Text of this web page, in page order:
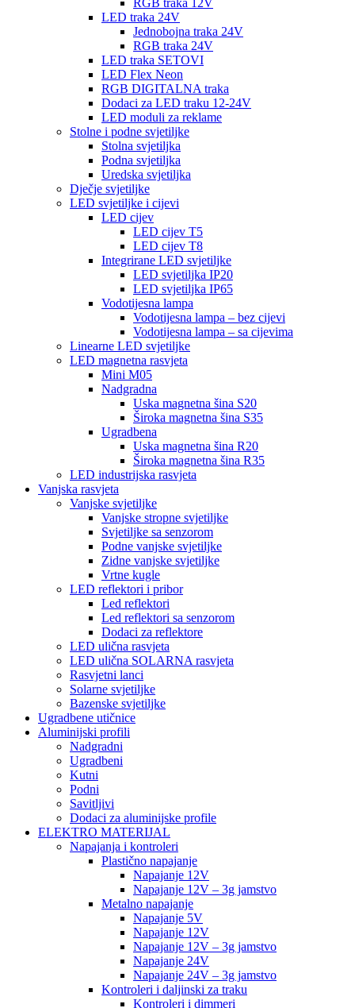
RGB traka 12V
LED traka 24V
Jednobojna traka 24V
RGB traka 24V
LED traka SETOVI
LED Flex Neon
RGB DIGITALNA traka
Dodaci za LED traku 12-24V
LED moduli za reklame
Stolne i podne svjetiljke
Stolna svjetiljka
Podna svjetiljka
Uredska svjetiljka
Dječje svjetiljke
LED svjetiljke i cijevi
LED cijev
LED cijev T5
LED cijev T8
Integrirane LED svjetiljke
LED svjetiljka IP20
LED svjetiljka IP65
Vodotijesna lampa
Vodotijesna lampa – bez cijevi
Vodotijesna lampa – sa cijevima
Linearne LED svjetiljke
LED magnetna rasvjeta
Mini M05
Nadgradna
Uska magnetna šina S20
Široka magnetna šina S35
Ugradbena
Uska magnetna šina R20
Široka magnetna šina R35
LED industrijska rasvjeta
Vanjska rasvjeta
Vanjske svjetiljke
Vanjske stropne svjetiljke
Svjetiljke sa senzorom
Podne vanjske svjetiljke
Zidne vanjske svjetiljke
Vrtne kugle
LED reflektori i pribor
Led reflektori
Led reflektori sa senzorom
Dodaci za reflektore
LED ulična rasvjeta
LED ulična SOLARNA rasvjeta
Rasvjetni lanci
Solarne svjetiljke
Bazenske svjetiljke
Ugradbene utičnice
Aluminijski profili
Nadgradni
Ugradbeni
Kutni
Podni
Savitljivi
Dodaci za aluminijske profile
ELEKTRO MATERIJAL
Napajanja i kontroleri
Plastično napajanje
Napajanje 12V
Napajanje 12V – 3g jamstvo
Metalno napajanje
Napajanje 5V
Napajanje 12V
Napajanje 12V – 3g jamstvo
Napajanje 24V
Napajanje 24V – 3g jamstvo
Kontroleri i daljinski za traku
Kontroleri i dimmeri